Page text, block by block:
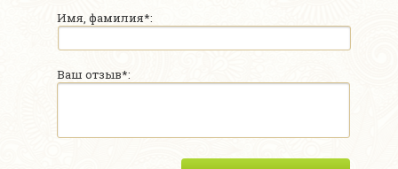
Имя, фамилия*:
Ваш отзыв*: